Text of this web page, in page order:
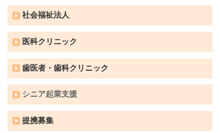
社会福祉法人
医科クリニック
歯医者・歯科クリニック
シニア起業支援
提携募集